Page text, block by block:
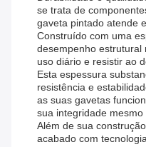
se trata de
gaveta pintado atende
Construído com uma
desempenho
uso diário e resistir ao
Esta espessura
resistência e
as suas gavetas
sua integridade
Além de sua
acabado com